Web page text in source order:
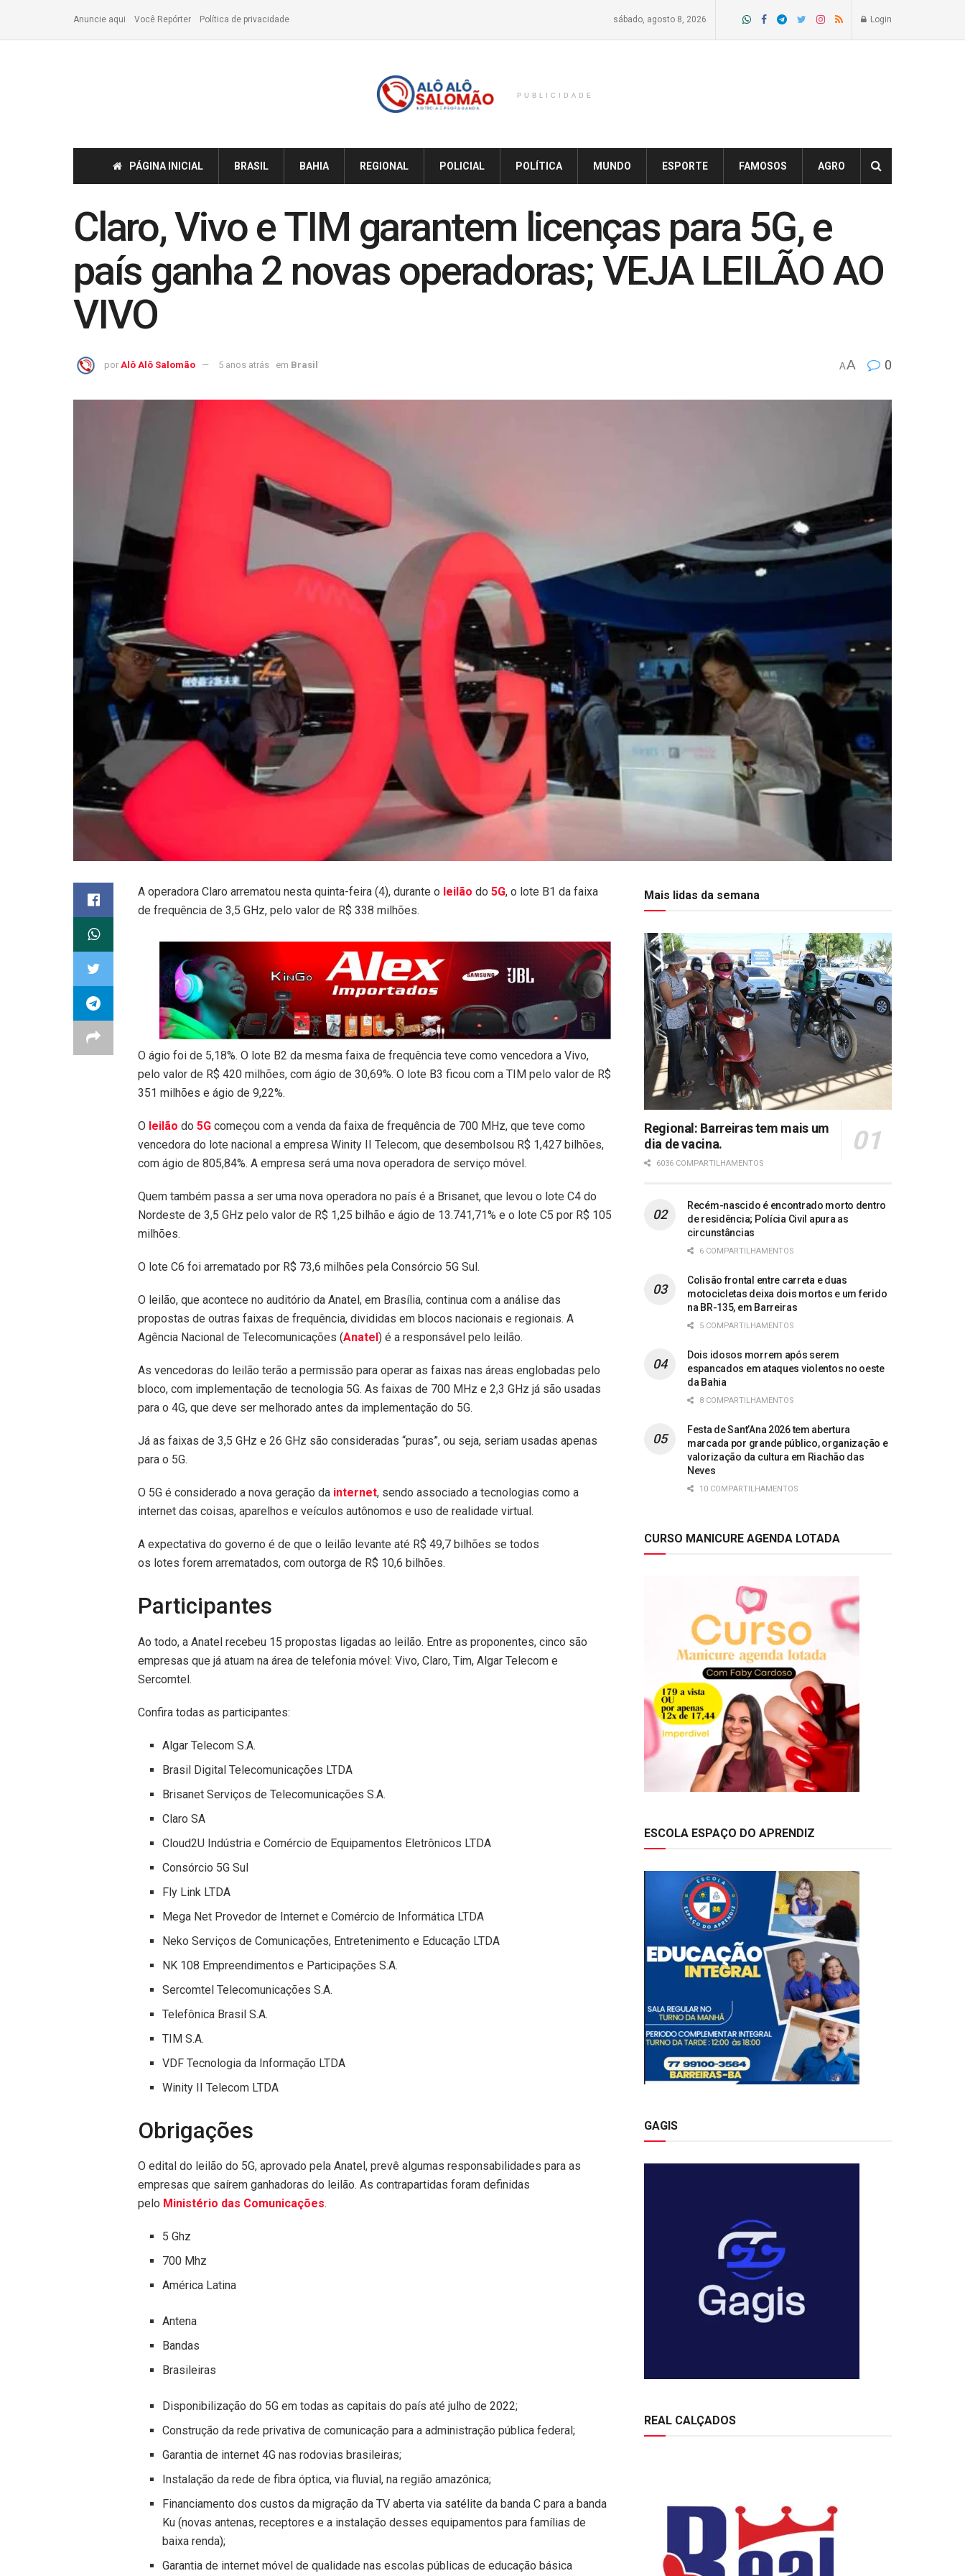
Anuncie aqui Você Repórter Política de privacidade sábado, agosto 8, 2026 Login
PUBLICIDADE
PÁGINA INICIAL BRASIL BAHIA REGIONAL POLICIAL POLÍTICA MUNDO ESPORTE FAMOSOS AGRO
Claro, Vivo e TIM garantem licenças para 5G, e
país ganha 2 novas operadoras; VEJA LEILÃO AO
VIVO
por Alô Alô Salomão 5 anos atrás em Brasil AA 0
A operadora Claro arrematou nesta quinta-feira (4), durante o leilão do 5G, o lote B1 da faixa
de frequência de 3,5 GHz, pelo valor de R$ 338 milhões.
O ágio foi de 5,18%. O lote B2 da mesma faixa de frequência teve como vencedora a Vivo,
pelo valor de R$ 420 milhões, com ágio de 30,69%. O lote B3 ficou com a TIM pelo valor de R$
351 milhões e ágio de 9,22%.
O leilão do 5G começou com a venda da faixa de frequência de 700 MHz, que teve como
vencedora do lote nacional a empresa Winity II Telecom, que desembolsou R$ 1,427 bilhões,
com ágio de 805,84%. A empresa será uma nova operadora de serviço móvel.
Quem também passa a ser uma nova operadora no país é a Brisanet, que levou o lote C4 do
Nordeste de 3,5 GHz pelo valor de R$ 1,25 bilhão e ágio de 13.741,71% e o lote C5 por R$ 105
milhões.
O lote C6 foi arrematado por R$ 73,6 milhões pela Consórcio 5G Sul.
O leilão, que acontece no auditório da Anatel, em Brasília, continua com a análise das
propostas de outras faixas de frequência, divididas em blocos nacionais e regionais. A
Agência Nacional de Telecomunicações (Anatel ) é a responsável pelo leilão.
As vencedoras do leilão terão a permissão para operar as faixas nas áreas englobadas pelo
bloco, com implementação de tecnologia 5G. As faixas de 700 MHz e 2,3 GHz já são usadas
para o 4G, que deve ser melhorado antes da implementação do 5G.
Já as faixas de 3,5 GHz e 26 GHz são consideradas “puras”, ou seja, seriam usadas apenas
para o 5G.
O 5G é considerado a nova geração da internet, sendo associado a tecnologias como a
internet das coisas, aparelhos e veículos autônomos e uso de realidade virtual.
A expectativa do governo é de que o leilão levante até R$ 49,7 bilhões se todos
os lotes forem arrematados, com outorga de R$ 10,6 bilhões.
Participantes
Ao todo, a Anatel recebeu 15 propostas ligadas ao leilão. Entre as proponentes, cinco são
empresas que já atuam na área de telefonia móvel: Vivo, Claro, Tim, Algar Telecom e
Sercomtel.
Confira todas as participantes:
Algar Telecom S.A.
Brasil Digital Telecomunicações LTDA
Brisanet Serviços de Telecomunicações S.A.
Claro SA
Cloud2U Indústria e Comércio de Equipamentos Eletrônicos LTDA
Consórcio 5G Sul
Fly Link LTDA
Mega Net Provedor de Internet e Comércio de Informática LTDA
Neko Serviços de Comunicações, Entretenimento e Educação LTDA
NK 108 Empreendimentos e Participações S.A.
Sercomtel Telecomunicações S.A.
Telefônica Brasil S.A.
TIM S.A.
VDF Tecnologia da Informação LTDA
Winity II Telecom LTDA
Obrigações
O edital do leilão do 5G, aprovado pela Anatel, prevê algumas responsabilidades para as
empresas que saírem ganhadoras do leilão. As contrapartidas foram definidas
pelo Ministério das Comunicações.
5 Ghz
700 Mhz
América Latina
Antena
Bandas
Brasileiras
Disponibilização do 5G em todas as capitais do país até julho de 2022;
Construção da rede privativa de comunicação para a administração pública federal;
Garantia de internet 4G nas rodovias brasileiras;
Instalação da rede de fibra óptica, via fluvial, na região amazônica;
Financiamento dos custos da migração da TV aberta via satélite da banda C para a banda
Ku (novas antenas,receptores e a instalação desses equipamentos para famílias de
baixa renda);
Garantia de internet móvel de qualidade nas escolas públicas de educação básica
Mais lidas da semana
Regional: Barreiras tem mais um
dia de vacina.
6036 COMPARTILHAMENTOS
Recém-nascido é encontrado morto dentro
de residência; Polícia Civil apura as
circunstâncias
6 COMPARTILHAMENTOS
Colisão frontal entre carreta e duas
motocicletas deixa dois mortos e um ferido
na BR-135, em Barreiras
5 COMPARTILHAMENTOS
Dois idosos morrem após serem
espancados em ataques violentos no oeste
da Bahia
8 COMPARTILHAMENTOS
Festa de Sant’Ana 2026 tem abertura
marcada por grande público, organização e
valorização da cultura em Riachão das
Neves
10 COMPARTILHAMENTOS
CURSO MANICURE AGENDA LOTADA
ESCOLA ESPAÇO DO APRENDIZ
GAGIS
REAL CALÇADOS